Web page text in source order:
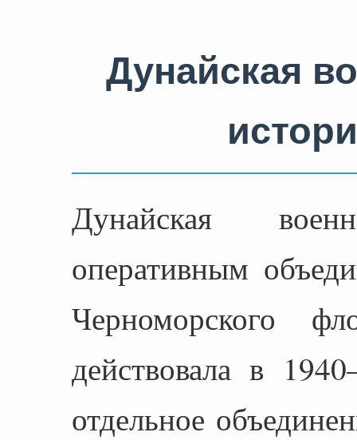
Дунайская
Дунайская
оперативным
действовала в
отдельное